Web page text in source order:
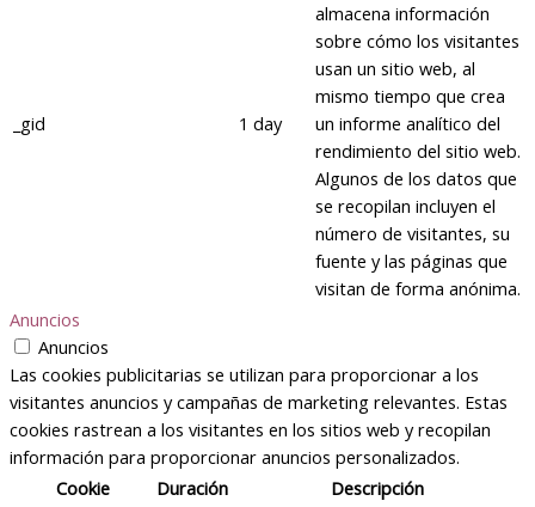
_gid 1 day
almacena información
sobre cómo los visitantes
usan un sitio web, al
mismo tiempo que crea
un informe analítico del
rendimiento del sitio web.
Algunos de los datos que
se recopilan incluyen el
número de visitantes, su
fuente y las páginas que
visitan de forma anónima.
Anuncios
Anuncios
Las cookies publicitarias se utilizan para proporcionar a los
visitantes anuncios y campañas de marketing relevantes. Estas
cookies rastrean a los visitantes en los sitios web y recopilan
información para proporcionar anuncios personalizados.
Cookie
Duración Descripción